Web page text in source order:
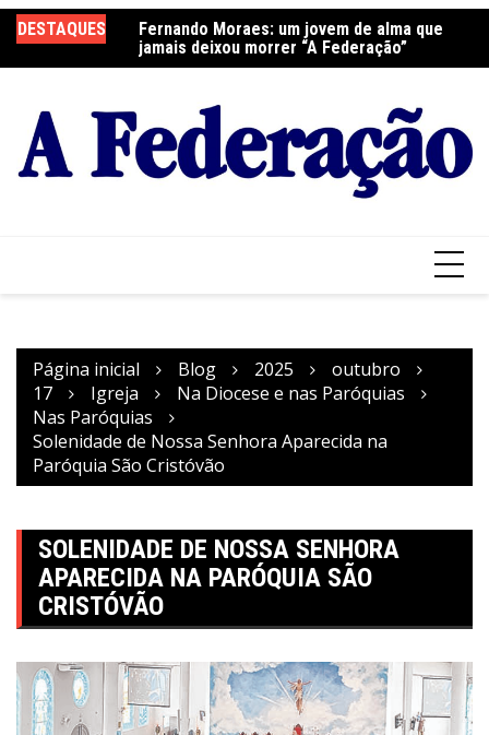
para
o
DESTAQUES
a Festa do
Fernando Moraes: um jovem de alma que
jamais deixou morrer “A Federação”
Página inicial Blog 2025
outubro
17
Igreja
Na Diocese e nas Paróquias
Nas Paróquias
Solenidade de Nossa Senhora Aparecida na
Paróquia São Cristóvão
SOLENIDADE DE NOSSA SENHORA
APARECIDA NA PARÓQUIA SÃO
CRISTÓVÃO